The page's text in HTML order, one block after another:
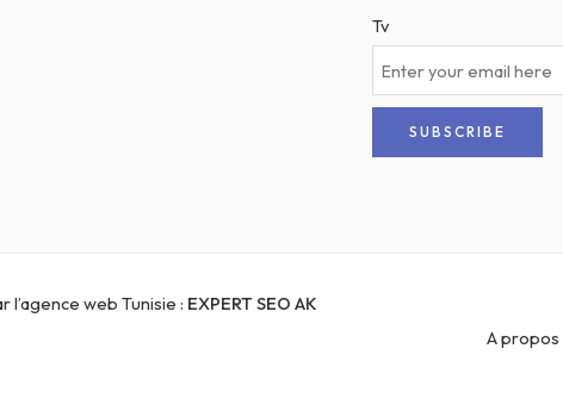
Tv
l’agence web Tunisie : EXPERT SEO AK
A propos